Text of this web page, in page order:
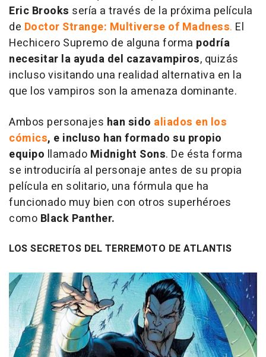
Eric Brooks sería a través de la próxima película
de Doctor Strange: Multiverse of Madness. El
Hechicero Supremo de alguna forma podría
necesitar la ayuda del cazavampiros, quizás
incluso visitando una realidad alternativa en la
que los vampiros son la amenaza dominante.
Ambos personajes han sido aliados en los
cómics, e incluso han formado su propio
equipo llamado Midnight Sons. De ésta forma
se introduciría al personaje antes de su propia
película en solitario, una fórmula que ha
funcionado muy bien con otros superhéroes
como Black Panther.
LOS SECRETOS DEL TERREMOTO DE ATLANTIS